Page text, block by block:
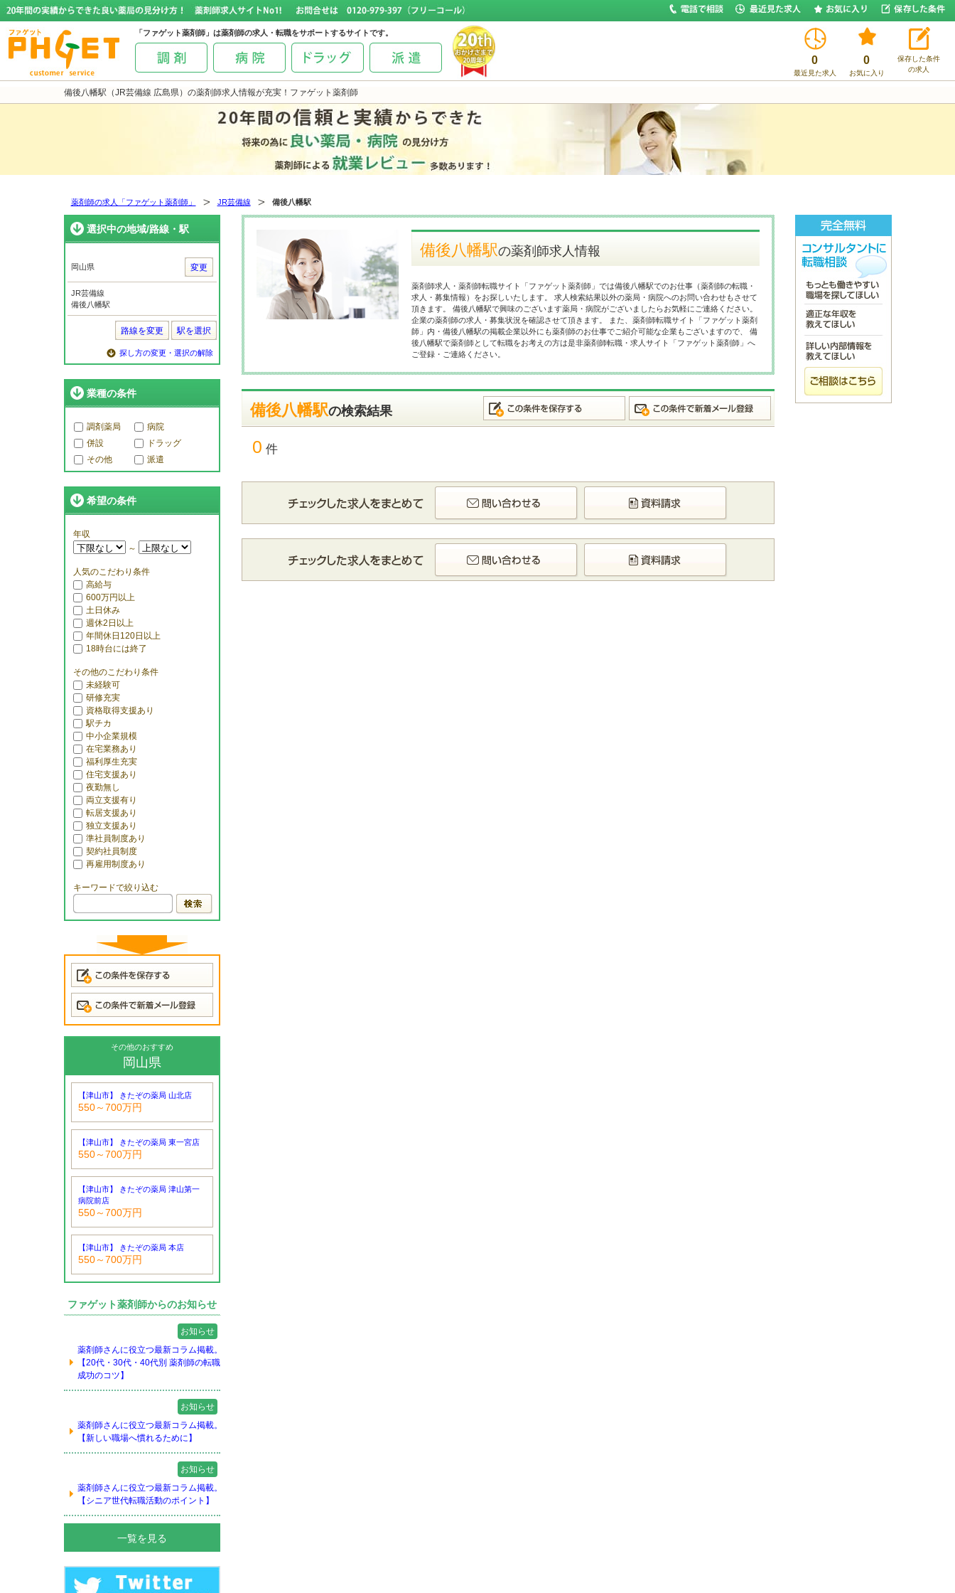
備後八幡駅（JR芸備線 広島県）の薬剤師求人情報が充実！ファゲット薬剤師
「ファゲット薬剤師」は薬剤師の求人・転職をサポートするサイトです。
0
最近見た求人
0
お気に入り
保存した条件
の求人
薬剤師の求人「ファゲット薬剤師」 JR芸備線 備後八幡駅
選択中の地域/路線・駅
岡山県 変更
JR芸備線
備後八幡駅
路線を変更 駅を選択
探し方の変更・選択の解除
業種の条件
調剤薬局
病院
併設
ドラッグ
その他
派遣
希望の条件
年収
～
人気のこだわり条件
高給与
600万円以上
土日休み
週休2日以上
年間休日120日以上
18時台には終了
その他のこだわり条件
未経験可
研修充実
資格取得支援あり
駅チカ
中小企業規模
在宅業務あり
福利厚生充実
住宅支援あり
夜勤無し
両立支援有り
転居支援あり
独立支援あり
準社員制度あり
契約社員制度
再雇用制度あり
キーワードで絞り込む
その他のおすすめ
岡山県
【津山市】 きたぞの薬局 山北店
550～700万円
【津山市】 きたぞの薬局 東一宮店
550～700万円
【津山市】 きたぞの薬局 津山第一
病院前店
550～700万円
【津山市】 きたぞの薬局 本店
550～700万円
ファゲット薬剤師からのお知らせ
お知らせ
薬剤師さんに役立つ最新コラム掲載。
【20代・30代・40代別 薬剤師の転職
成功のコツ】
お知らせ
薬剤師さんに役立つ最新コラム掲載。
【新しい職場へ慣れるために】
お知らせ
薬剤師さんに役立つ最新コラム掲載。
【シニア世代転職活動のポイント】
一覧を見る
備後八幡駅の薬剤師求人情報
薬剤師求人・薬剤師転職サイト「ファゲット薬剤師」では備後八幡駅でのお仕事（薬剤師の転職・
求人・募集情報）をお探しいたします。 求人検索結果以外の薬局・病院へのお問い合わせもさせて
頂きます。 備後八幡駅で興味のございます薬局・病院がございましたらお気軽にご連絡ください。
企業の薬剤師の求人・募集状況を確認させて頂きます。 また、薬剤師転職サイト「ファゲット薬剤
師」内・備後八幡駅の掲載企業以外にも薬剤師のお仕事でご紹介可能な企業もございますので、 備
後八幡駅で薬剤師として転職をお考えの方は是非薬剤師転職・求人サイト「ファゲット薬剤師」へ
ご登録・ご連絡ください。
備後八幡駅の検索結果
0 件